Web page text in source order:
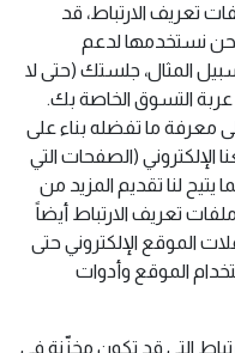
تعريف الارتباط، قد
نحن نستخدمها لدعم
المثال، جلستك (حتى لا
التسوق الخاصة بك.
معرفة ما تفضله بناء على
الإلكتروني (الصفحات التي
لنا تقديم المزيد من
تعريف الارتباط أيضاً
الموقع الإلكتروني حتى
الموقع وأدوات
التي قد تكون مخزّنة في